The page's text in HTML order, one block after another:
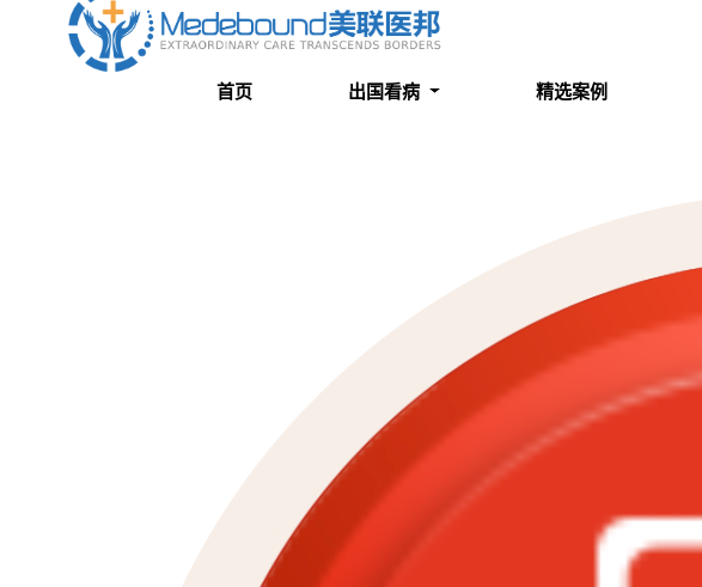
关于我们
成功案例
首页 出国看病 精选案例